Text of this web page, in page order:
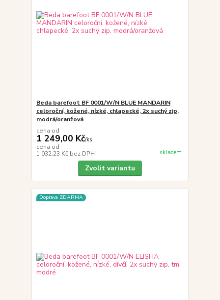
Beda barefoot BF 0001/W/N BLUE MANDARIN
celoroční, kožené, nízké, chlapecké, 2x suchý zip,
modrá/oranžová
cena od
1 249,00 Kč/ks
cena od
1 032,23 Kč bez DPH skladem
Zvolit variantu
Doprava ZDARMA